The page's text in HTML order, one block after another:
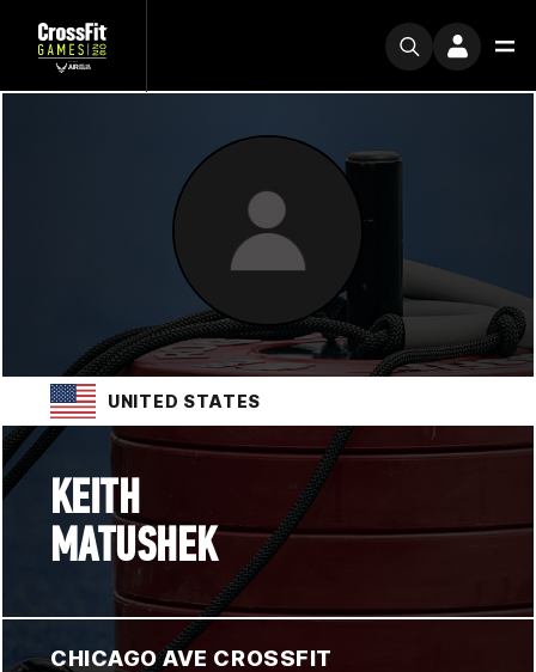
UNITED STATES
KEITH
MATUSHEK
CHICAGO AVE CROSSFIT